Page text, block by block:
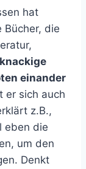
hat
Bücher, die
einander
er sich auch
z.B.,
eben die
um den
Denkt